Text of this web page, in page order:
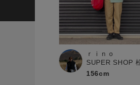
員登録
ｒｉｎｏ
SUPER SHOP
156cm